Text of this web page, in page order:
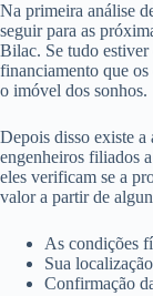
Na primeira análise
seguir para as
Bilac. Se tudo
financiamento que
o imóvel dos sonhos.
Depois disso existe
engenheiros filiados
eles verificam se a
valor a partir de
As condições
Sua
Confirmação